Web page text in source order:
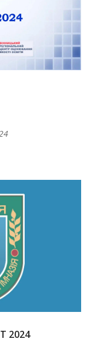
2024